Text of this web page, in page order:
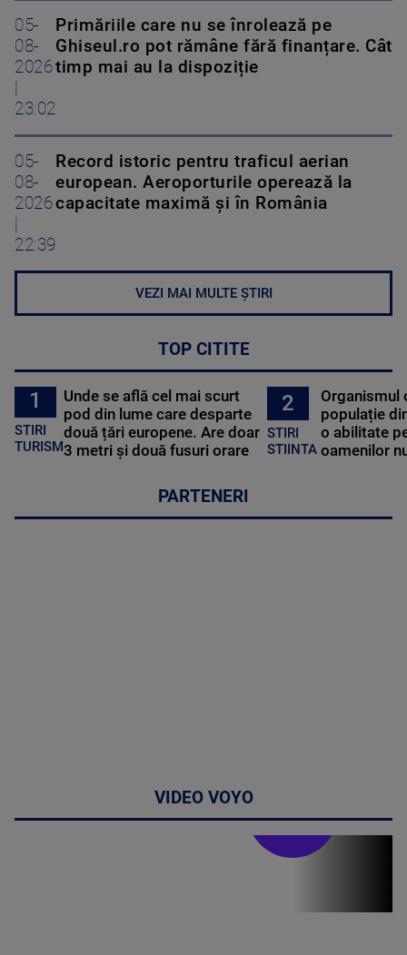
05-
08-
2026
23:02
Primăriile care nu se înrolează pe
Ghiseul.ro pot rămâne fără finanțare. Cât
timp mai au la dispoziție
05-
08-
2026
22:39
Record istoric pentru traficul aerian
european. Aeroporturile operează la
capacitate maximă și în România
VEZI MAI MULTE ȘTIRI
TOP CITITE
1
STIRI
TURISM
Unde se află cel mai scurt
pod din lume care desparte
două țări europene. Are doar
3 metri și două fusuri orare
2
STIRI
STIINTA
Organismul
populație
o abilitate
oamenilor
PARTENERI
VIDEO VOYO